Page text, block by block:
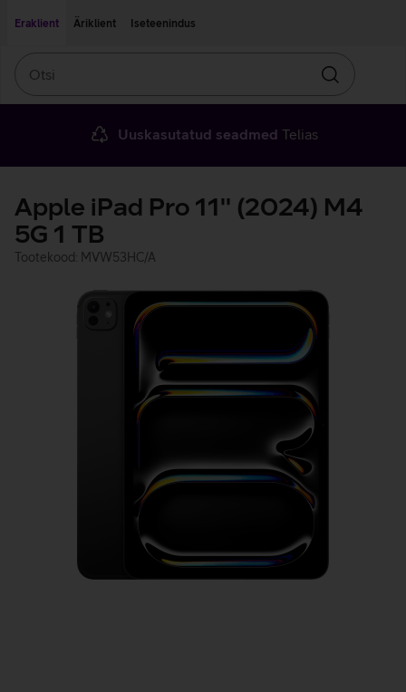
Eraklient
Äriklient Iseteenindus
Otsin
Uuskasutatud seadmed Telias
Apple iPad Pro 11'' (2024) M4
5G 1 TB
Tootekood: MVW53HC/A